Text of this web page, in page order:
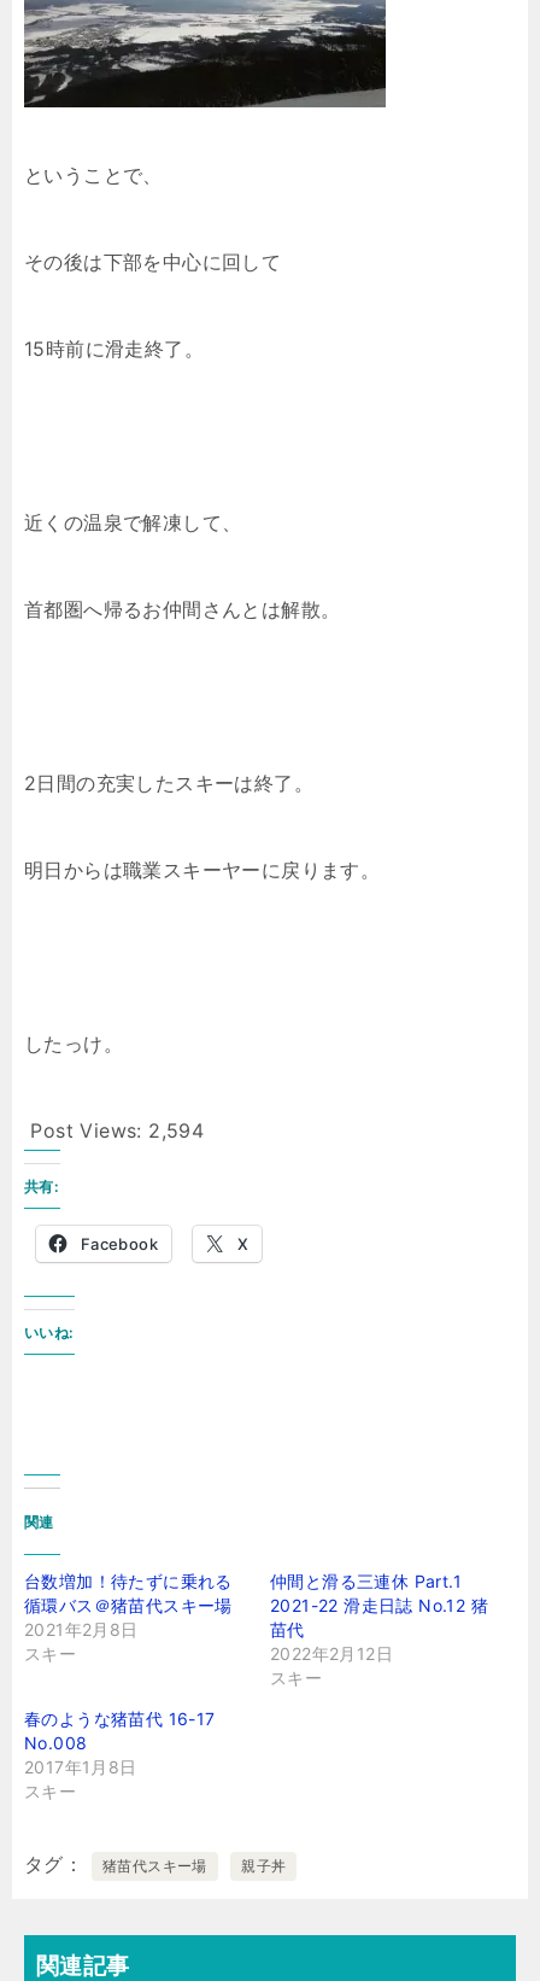
ということで、
その後は下部を中心に回して
15時前に滑走終了。
近くの温泉で解凍して、
首都圏へ帰るお仲間さんとは解散。
2日間の充実したスキーは終了。
明日からは職業スキーヤーに戻ります。
したっけ。
Post Views: 2,594
共有:
Facebook X
いいね:
関連
台数増加！待たずに乗れる
循環バス＠猪苗代スキー場
2021年2月8日
スキー
仲間と滑る三連休 Part.1
2021-22 滑走日誌 No.12 猪
苗代
2022年2月12日
スキー
春のような猪苗代 16-17
No.008
2017年1月8日
スキー
タグ 猪苗代スキー場 親子丼
関連記事